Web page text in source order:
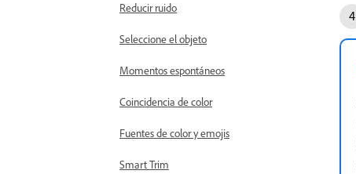
Reducir ruido
Seleccione el objeto
Momentos espontáneos
Coincidencia de color
Fuentes de color y emojis
Smart Trim